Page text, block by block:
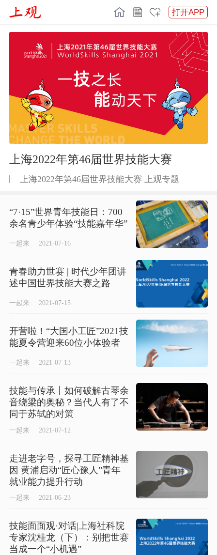
打开APP
上海2022年第46届世界技能大赛
上海2022年第46届世界技能大赛 上观专题
“7·15”世界青年技能日：700
余名青少年体验“技能嘉年华”
一起来 2021-07-16
青春助力世赛 | 时代少年团讲
述中国世界技能大赛之路
一起来 2021-07-15
开营啦！“大国小工匠”2021技
能夏令营迎来60位小体验者
一起来 2021-07-13
技能与传承丨如何破解古琴余
音绕梁的奥秘？当代人有了不
同于苏轼的对策
一起来 2021-07-12
走进老字号，探寻工匠精神基
因 黄浦启动“匠心豫人”青年
就业能力提升行动
一起来 2021-06-23
技能面面观·对话|上海社科院
专家沈桂龙（下）：别把世赛
当成一个“小机遇”